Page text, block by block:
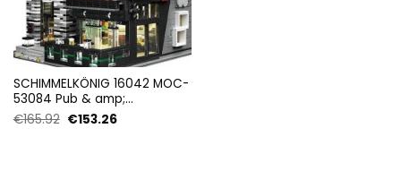
SCHIMMELKÖNIG 16042 MOC-
53084 Pub & amp;
Restaurant Modular ‘ISLET’
€165.92 Ursprünglicher
€153.26Aktueller